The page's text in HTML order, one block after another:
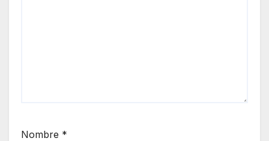
Nombre *